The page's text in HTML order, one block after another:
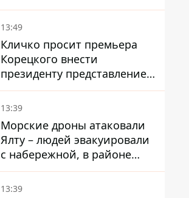
всей области
13:49
Кличко просит премьера
Корецкого внести
президенту представление
на увольнение властелина
Троещины Бахматова
13:39
Морские дроны атаковали
Ялту – людей эвакуировали
с набережной, в районе
порта сообщают о пожаре
13:39